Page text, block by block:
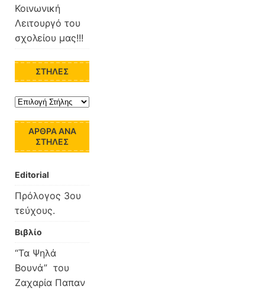
Κοινωνική
Λειτουργό του
σχολείου μας!!!
ΣΤΉΛΕΣ
ΆΡΘΡΑ ΑΝΆ
ΣΤΉΛΕΣ
Editorial
Πρόλογος 3ου
τεύχους.
Βιβλίο
“Τα Ψηλά
Βουνά” του
Ζαχαρία Παπαν